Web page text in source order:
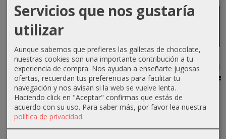
Los
Habitantes
del
Espejismo
30,00 €
Agotado
Brachan el
Celta y
otros
Recuerdos...
35,00 €
Agotado
La Princesa
del Fuego y
otras...
30,00 €
Agotado
Barsoom
Número 1
(Diciembre
15,00 €
Servicios que nos gustaría
utilizar
Aunque sabemos que prefieres las galletas de chocolate,
nuestras cookies son una importante contribución a tu
experiencia de compra. Nos ayudan a enseñarte jugosas
ofertas, recuerdan tus preferencias para facilitar tu
navegación y nos avisan si la web se vuelve lenta.
Haciendo click en "Aceptar" confirmas que estás de
acuerdo con su uso. Para saber más, por favor lea nuestra
política de privacidad.